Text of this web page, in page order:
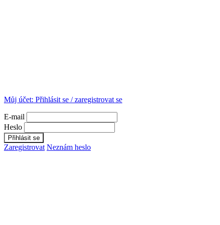
Můj účet: Přihlásit se / zaregistrovat se
E-mail
Heslo
Zaregistrovat Neznám heslo